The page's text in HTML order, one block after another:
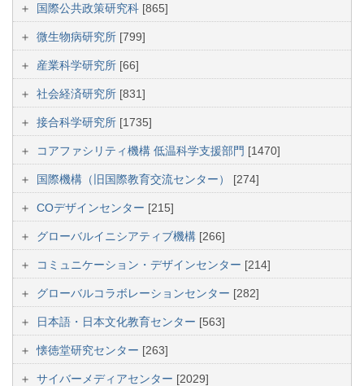
国際公共政策研究科 [865]
微生物病研究所 [799]
産業科学研究所 [66]
社会経済研究所 [831]
接合科学研究所 [1735]
コアファシリティ機構 低温科学支援部門 [1470]
国際機構（旧国際教育交流センター） [274]
COデザインセンター [215]
グローバルイニシアティブ機構 [266]
コミュニケーション・デザインセンター [214]
グローバルコラボレーションセンター [282]
日本語・日本文化教育センター [563]
懐徳堂研究センター [263]
サイバーメディアセンター [2029]